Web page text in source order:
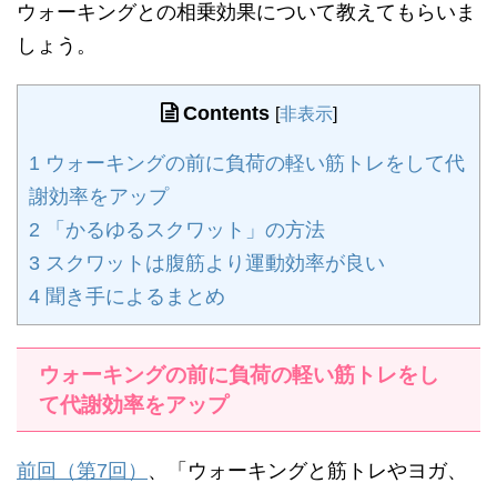
ウォーキングとの相乗効果について教えてもらいま
しょう。
Contents [非表示]
1 ウォーキングの前に負荷の軽い筋トレをして代
謝効率をアップ
2 「かるゆるスクワット」の方法
3 スクワットは腹筋より運動効率が良い
4 聞き手によるまとめ
ウォーキングの前に負荷の軽い筋トレをし
て代謝効率をアップ
前回（第7回） 、「ウォーキングと筋トレやヨガ、